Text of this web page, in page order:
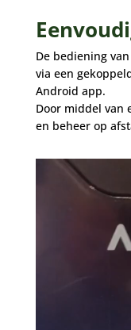
De bediening
via een
Android app.
Door middel van
en beheer op